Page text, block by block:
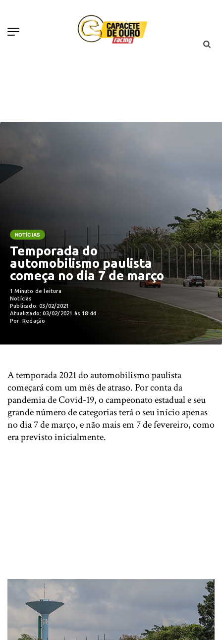
NOTÍCIAS
Temporada do
automobilismo paulista
começa no dia 7 de março
1 Minuto de leitura
Notícias
Publicado: 03/02/2021
Atualizado: 03/02/2021 às 18:44
Por: Redação
A temporada 2021 do automobilismo paulista
começará com um mês de atraso. Por conta da
pandemia de Covid-19, o campeonato estadual e seu
grande número de categorias terá o seu início apenas
no dia 7 de março, e não mais em 7 de fevereiro, como
era previsto inicialmente.